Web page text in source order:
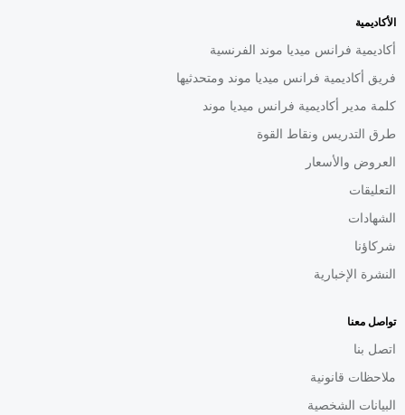
الأكاديمية
أكاديمية فرانس ميديا موند الفرنسية
فريق أكاديمية فرانس ميديا موند ومتحدثيها
كلمة مدير أكاديمية فرانس ميديا موند
طرق التدريس ونقاط القوة
العروض والأسعار
التعليقات
الشهادات
شركاؤنا
النشرة الإخبارية
تواصل معنا
اتصل بنا
ملاحظات قانونية
البيانات الشخصية